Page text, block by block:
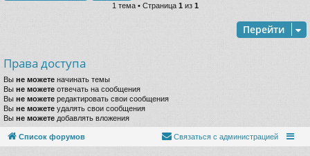
1 тема • Страница 1из 1
Перейти
Права доступа
Вы не можете начинать темы
Вы не можете отвечать на сообщения
Вы не можете редактировать свои сообщения
Вы не можете удалять свои сообщения
Вы не можете добавлять вложения
Список форумов Связаться с администрацией